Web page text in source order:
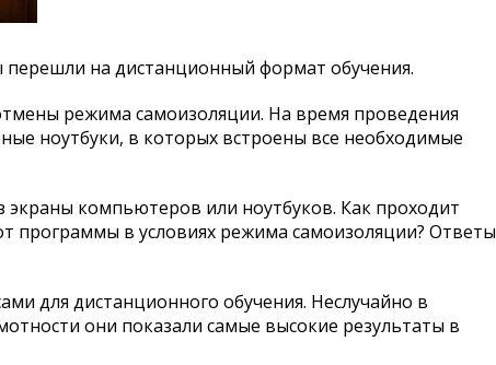
перешли на дистанционный формат обучения.
режима самоизоляции. На время проведения
ноутбуки, в которых встроены все необходимые
экраны компьютеров или ноутбуков. Как проходит
программы в условиях режима самоизоляции? Ответы
для дистанционного обучения. Неслучайно в
они показали самые высокие результаты в